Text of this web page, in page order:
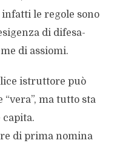
le regole sono
di difesa-
di assiomi.
istruttore può
ma tutto sta
capita.
di prima nomina